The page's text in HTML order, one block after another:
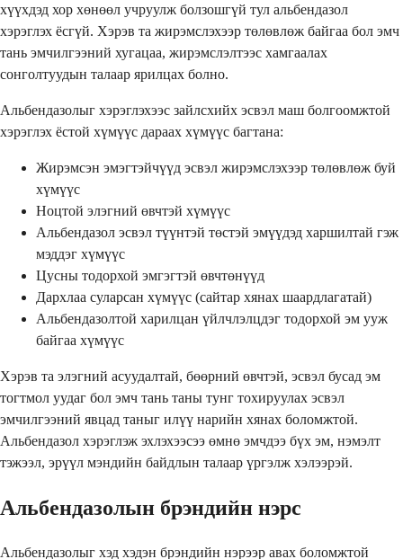
хүүхдэд хор хөнөөл учруулж болзошгүй тул альбендазол
хэрэглэх ёсгүй. Хэрэв та жирэмслэхээр төлөвлөж байгаа бол эмч
тань эмчилгээний хугацаа, жирэмслэлтээс хамгаалах
сонголтуудын талаар ярилцах болно.
Альбендазолыг хэрэглэхээс зайлсхийх эсвэл маш болгоомжтой
хэрэглэх ёстой хүмүүс дараах хүмүүс багтана:
Жирэмсэн эмэгтэйчүүд эсвэл жирэмслэхээр төлөвлөж буй
хүмүүс
Ноцтой элэгний өвчтэй хүмүүс
Альбендазол эсвэл түүнтэй төстэй эмүүдэд харшилтай гэж
мэддэг хүмүүс
Цусны тодорхой эмгэгтэй өвчтөнүүд
Дархлаа суларсан хүмүүс (сайтар хянах шаардлагатай)
Альбендазолтой харилцан үйлчлэлцдэг тодорхой эм ууж
байгаа хүмүүс
Хэрэв та элэгний асуудалтай, бөөрний өвчтэй, эсвэл бусад эм
тогтмол уудаг бол эмч тань таны тунг тохируулах эсвэл
эмчилгээний явцад таныг илүү нарийн хянах боломжтой.
Альбендазол хэрэглэж эхлэхээсээ өмнө эмчдээ бүх эм, нэмэлт
тэжээл, эрүүл мэндийн байдлын талаар үргэлж хэлээрэй.
Альбендазолын брэндийн нэрс
Альбендазолыг хэд хэдэн брэндийн нэрээр авах боломжтой